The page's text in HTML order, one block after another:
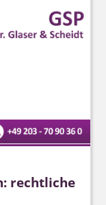
rechtliche